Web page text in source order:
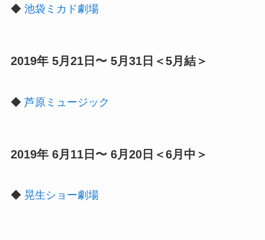
◆ 池袋ミカド劇場
2019年 5月21日〜 5月31日＜5月結＞
◆ 芦原ミュージック
2019年 6月11日〜 6月20日＜6月中＞
◆ 晃生ショー劇場